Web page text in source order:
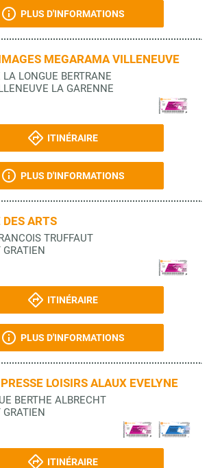
PLUS D'INFORMATIONS
MEGARAMA VILLENEUVE
LONGUE BERTRANE
LA GARENNE
ITINÉRAIRE
PLUS D'INFORMATIONS
DES ARTS
TRUFFAUT
GRATIEN
ITINÉRAIRE
PLUS D'INFORMATIONS
LOISIRS ALAUX EVELYNE
BERTHE ALBRECHT
GRATIEN
ITINÉRAIRE